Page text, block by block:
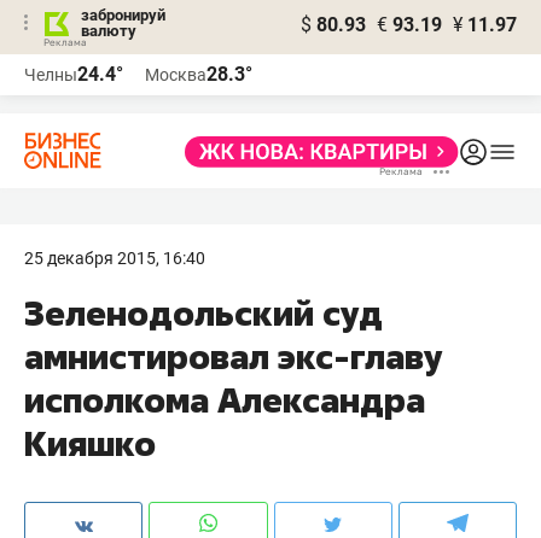
забронируй
валюту
$ 80.93 € 93.19 ¥ 11.97
Челны24.4° Москва28.3°
25 декабря 2015, 16:40
Зеленодольский суд
амнистировал экс-главу
исполкома Александра
Кияшко